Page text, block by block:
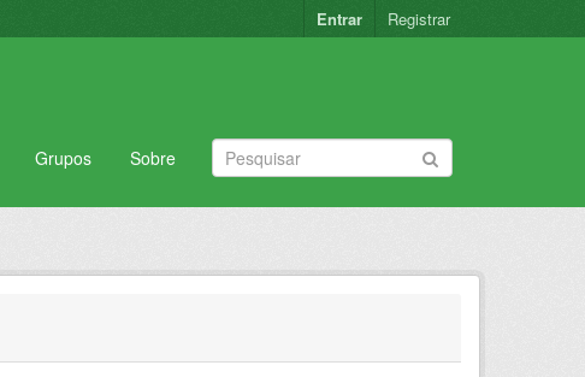
Entrar Registrar
Grupos Sobre